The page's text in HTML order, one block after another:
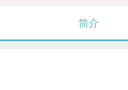
简介